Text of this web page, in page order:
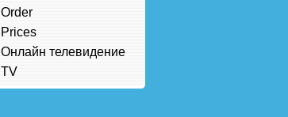
Order
Prices
Онлайн телевидение
TV